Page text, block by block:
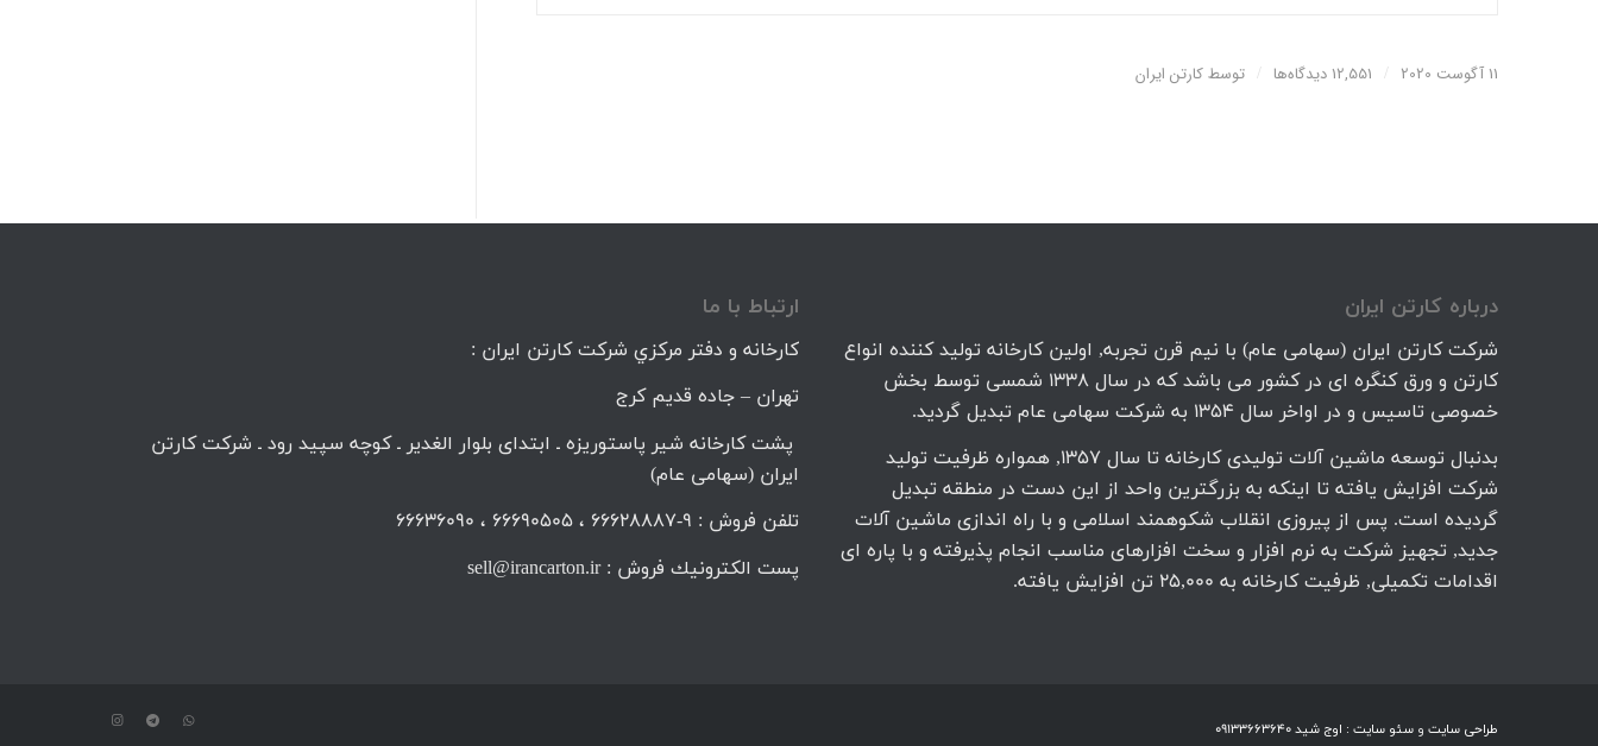
11 آگوست 2020 12,551 دیدگاه‌ها توسطکارتن ایران
درباره كارتن ايران
شرکت کارتن ایران (سهامی عام) با نیم قرن تجربه, اولین کارخانه تولید کننده انواع
کارتن و ورق کنگره ای در کشور می باشد که در سال 1338 شمسی توسط بخش
خصوصی تاسیس و در اواخر سال 1354 به شرکت سهامی عام تبدیل گردید.
بدنبال توسعه ماشین آلات تولیدی کارخانه تا سال 1357, همواره ظرفیت تولید
شرکت افزایش یافته تا اینکه به بزرگترین واحد از این دست در منطقه تبدیل
گردیده است. پس از پیروزی انقلاب شکوهمند اسلامی و با راه اندازی ماشین آلات
جدید, تجهیز شرکت به نرم افزار و سخت افزارهای مناسب انجام پذیرفته و با پاره ای
اقدامات تکمیلی, ظرفیت کارخانه به 25,000 تن افزایش یافته.
ارتباط با ما
كارخانه و دفتر مركزي شركت كارتن ايران :
تهران – جاده قديم كرج
پشت کارخانه شیر پاستوریزه ـ ابتدای بلوار الغدیر ـ کوچه سپید رود ـ شرکت کارتن
ایران (سهامی عام)
تلفن فروش : 9-66628887 ، 66690505 ، 66636090
پست الكترونيك فروش : sell@irancarton.ir
طراحی سایتو سئو سایت: اوج شید09133663640